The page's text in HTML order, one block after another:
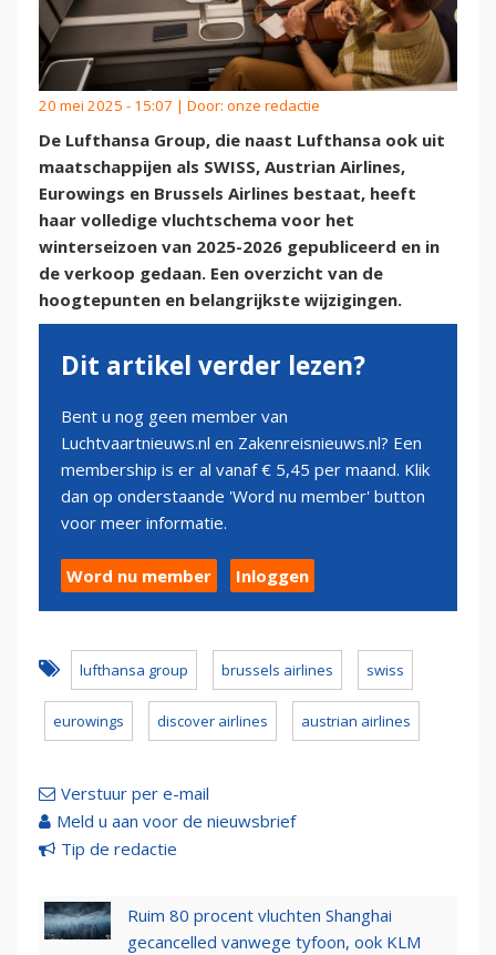
20 mei 2025 - 15:07 | Door: onze redactie
De Lufthansa Group, die naast Lufthansa ook uit
maatschappijen als SWISS, Austrian Airlines,
Eurowings en Brussels Airlines bestaat, heeft
haar volledige vluchtschema voor het
winterseizoen van 2025-2026 gepubliceerd en in
de verkoop gedaan. Een overzicht van de
hoogtepunten en belangrijkste wijzigingen.
Dit artikel verder lezen?
Bent u nog geen member van
Luchtvaartnieuws.nl en Zakenreisnieuws.nl? Een
membership is er al vanaf € 5,45 per maand. Klik
dan op onderstaande 'Word nu member' button
voor meer informatie.
Word nu member Inloggen
lufthansa group brussels airlines swiss
eurowings discover airlines austrian airlines
Verstuur per e-mail
Meld u aan voor de nieuwsbrief
Tip de redactie
Ruim 80 procent vluchten Shanghai
gecancelled vanwege tyfoon, ook KLM